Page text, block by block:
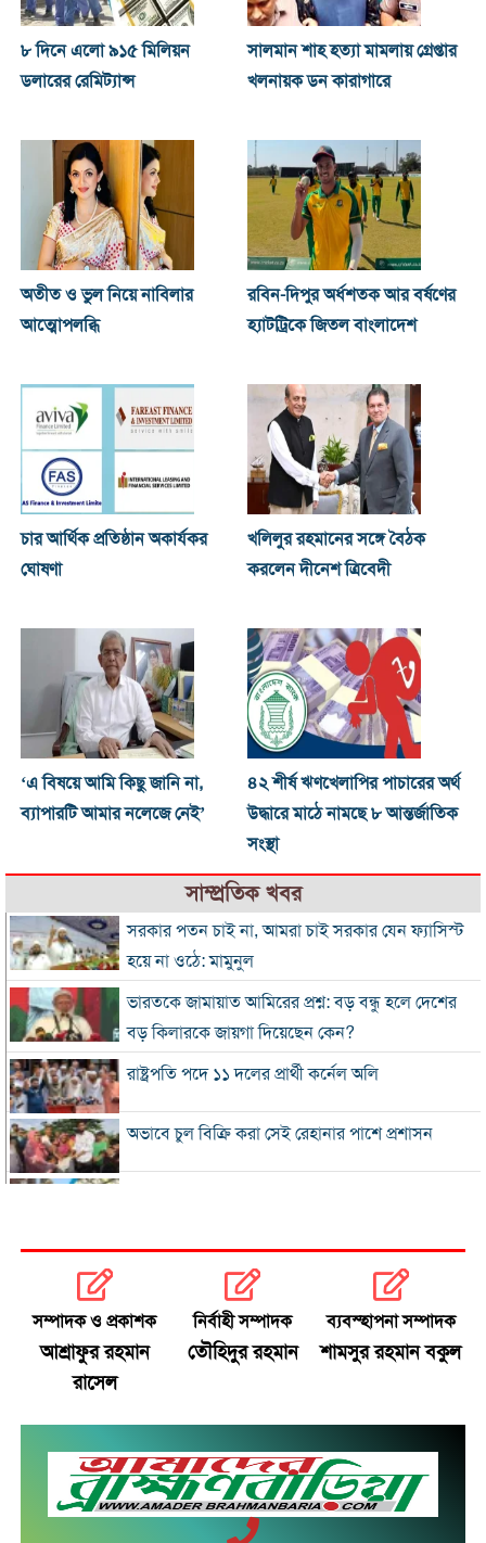
৮ দিনে এলো ৯১৫ মিলিয়ন
ডলারের রেমিট্যান্স
সালমান শাহ হত্যা মামলায় গ্রেপ্তার
খলনায়ক ডন কারাগারে
অতীত ও ভুল নিয়ে নাবিলার
আত্মোপলব্ধি
রবিন-দিপুর অর্ধশতক আর বর্ষণের
হ্যাটট্রিকে জিতল বাংলাদেশ
চার আর্থিক প্রতিষ্ঠান অকার্যকর
ঘোষণা
খ‌লিলুর রহমানের সঙ্গে বৈঠক
করলেন দীনেশ ত্রিবেদী
‘এ বিষয়ে আমি কিছু জানি না,
ব্যাপারটি আমার নলেজে নেই’
৪২ শীর্ষ ঋণখেলাপির পাচারের অর্থ
উদ্ধারে মাঠে নামছে ৮ আন্তর্জাতিক
সংস্থা
সাম্প্রতিক খবর
সরকার পতন চাই না, আমরা চাই সরকার যেন ফ্যাসিস্ট
হয়ে না ওঠে: মামুনুল
ভারতকে জামায়াত আমিরের প্রশ্ন: বড় বন্ধু হলে দেশের
বড় কিলারকে জায়গা দিয়েছেন কেন?
রাষ্ট্রপতি পদে ১১ দলের প্রার্থী কর্নেল অলি
অভাবে চুল বিক্রি করা সেই রেহানার পাশে প্রশাসন
সালমান শাহ হত্যা মামলায় গ্রেপ্তার খলনায়ক ডন
অতীত ও ভুল নিয়ে নাবিলার আত্মোপলব্ধি
চার আর্থিক প্রতিষ্ঠান অকার্যকর ঘোষণা
খ‌লিলুর রহমানের সঙ্গে বৈঠক করলেন দীনেশ ত্রিবেদী
সম্পাদক ও প্রকাশক
আশ্রাফুর রহমান
রাসেল
নির্বাহী সম্পাদক
তৌহিদুর রহমান
ব্যবস্হাপনা সম্পাদক
শামসুর রহমান বকুল